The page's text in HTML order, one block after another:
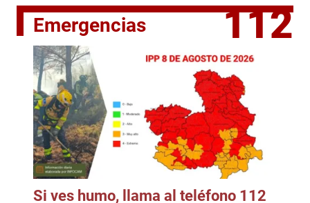
Emergencias 112
Si ves humo, llama al teléfono 112